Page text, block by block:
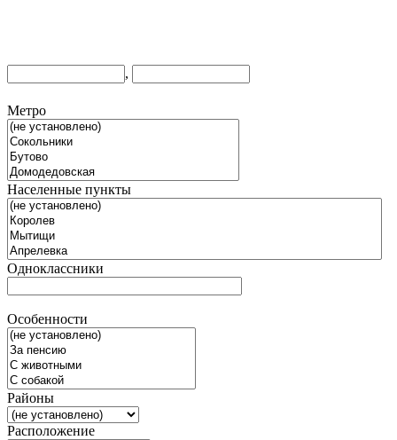
,
Метро
Населенные пункты
Одноклассники
Особенности
Районы
Расположение